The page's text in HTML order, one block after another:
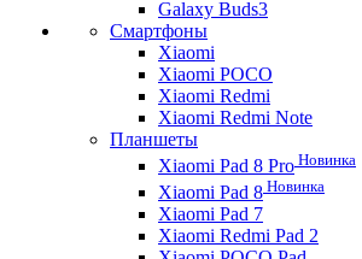
Galaxy Buds3
Смартфоны
Xiaomi
Xiaomi POCO
Xiaomi Redmi
Xiaomi Redmi Note
Планшеты
Xiaomi Pad 8 Pro Новинка
Xiaomi Pad 8 Новинка
Xiaomi Pad 7
Xiaomi Redmi Pad 2